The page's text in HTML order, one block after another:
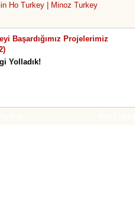
Başardığımız Projelerimiz
Yolladık!